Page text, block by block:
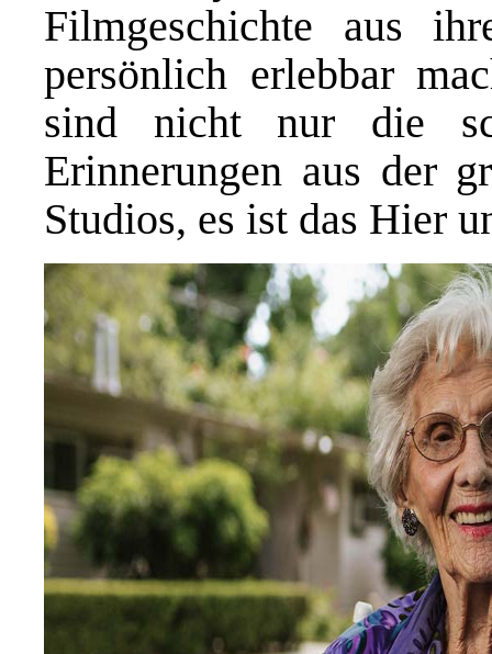
Filmgeschichte aus
persönlich erlebbar
sind nicht nur die
Erinnerungen aus der
Studios, es ist das Hier